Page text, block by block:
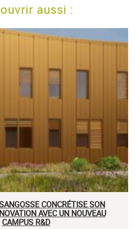
aussi :
CONCRÉTISE SON
AVEC UN NOUVEAU
CAMPUS R&D